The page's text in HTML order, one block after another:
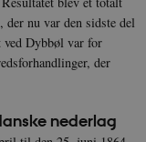
der nu var den sidste del
ved Dybbøl var for
der
nederlag